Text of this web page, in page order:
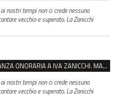
nostri tempi non ci crede nessuno
vecchio e superato. La Zanicchi
VENTASSO, SÌ ALLA CITTADINANZA ONORARIA A IVA ZANICCHI. MA BARGIACCHI: “È DI PESSIMO GUSTO”
nostri tempi non ci crede nessuno
vecchio e superato. La Zanicchi